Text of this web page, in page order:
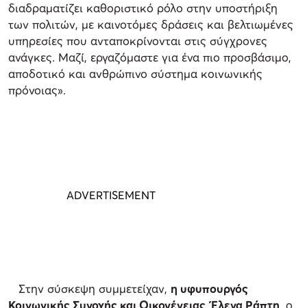
διαδραματίζει καθοριστικό ρόλο στην υποστήριξη
των πολιτών, με καινοτόμες δράσεις και βελτιωμένες
υπηρεσίες που ανταποκρίνονται στις σύγχρονες
ανάγκες. Μαζί, εργαζόμαστε για ένα πιο προσβάσιμο,
αποδοτικό και ανθρώπινο σύστημα κοινωνικής
πρόνοιας».
Στην σύσκεψη συμμετείχαν, η υφυπουργός